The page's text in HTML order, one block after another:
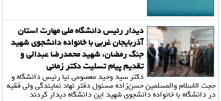
دیدار رئیس دانشگاه ملی مهارت استان
آذربایجان غربی با خانواده دانشجوی شهید
جنگ رمضان، شهید محمدرضا عبدالی و
تقدیم پیام تسلیت دکتر زمانی
دکتر سید وحید معصومی نیا رئیس دانشگاه و
حجت الاسلام والمسلمین حسن‌زاده مسئول دفتر نهاد نمایندگی ولی فقیه
در دانشگاه با خانواده دانشجوی شهید این دانشگاه دیدار کردند